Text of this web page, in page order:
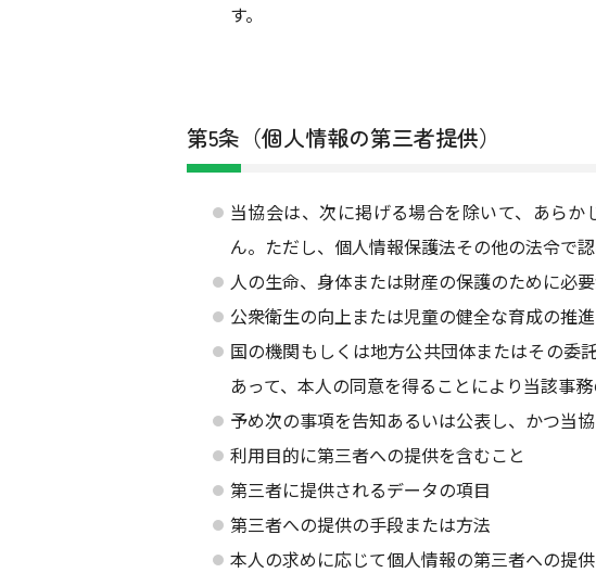
す。
第5条（個人情報の第三者提供）
当協会は、次に掲げる場合を除いて、あら
ん。ただし、個人情報保護法その他の法令で
人の生命、身体または財産の保護のために必
公衆衛生の向上または児童の健全な育成の推
国の機関もしくは地方公共団体またはその委
あって、本人の同意を得ることにより当該事
予め次の事項を告知あるいは公表し、かつ当
利用目的に第三者への提供を含むこと
第三者に提供されるデータの項目
第三者への提供の手段または方法
本人の求めに応じて個人情報の第三者への提